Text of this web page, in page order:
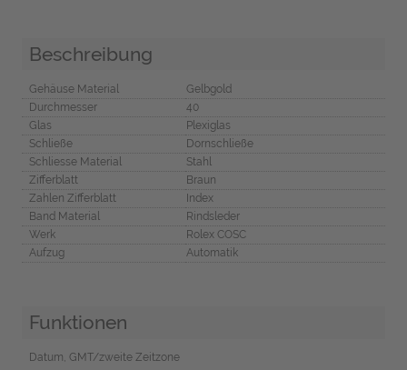
Beschreibung
Gehäuse Material
Gelbgold
Durchmesser
40
Glas
Plexiglas
Schließe
Dornschließe
Schliesse Material
Stahl
Zifferblatt
Braun
Zahlen Zifferblatt
Index
Band Material
Rindsleder
Werk
Rolex COSC
Aufzug
Automatik
Funktionen
Datum, GMT/zweite Zeitzone